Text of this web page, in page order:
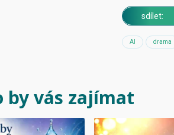
sdílet:
AI drama
by vás zajímat